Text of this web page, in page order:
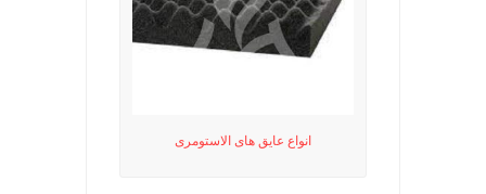
انواع عایق های الاستومری